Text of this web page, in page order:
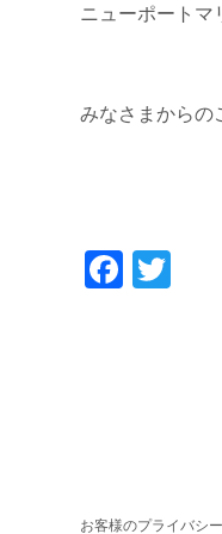
ニューポート
みなさまからの
お客様のプライバシ